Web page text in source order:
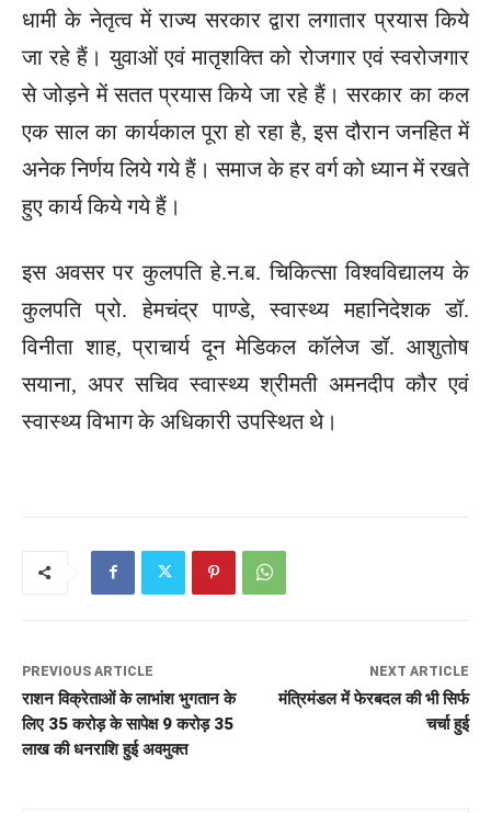
धामी के नेतृत्व में राज्य सरकार द्वारा लगातार प्रयास किये
जा रहे हैं। युवाओं एवं मातृशक्ति को रोजगार एवं स्वरोजगार
से जोड़ने में सतत प्रयास किये जा रहे हैं। सरकार का कल
एक साल का कार्यकाल पूरा हो रहा है, इस दौरान जनहित में
अनेक निर्णय लिये गये हैं। समाज के हर वर्ग को ध्यान में रखते
हुए कार्य किये गये हैं।
इस अवसर पर कुलपति हे.न.ब. चिकित्सा विश्वविद्यालय के
कुलपति प्रो. हेमचंद्र पाण्डे, स्वास्थ्य महानिदेशक डॉ.
विनीता शाह, प्राचार्य दून मेडिकल कॉलेज डॉ. आशुतोष
सयाना, अपर सचिव स्वास्थ्य श्रीमती अमनदीप कौर एवं
स्वास्थ्य विभाग के अधिकारी उपस्थित थे।
PREVIOUS ARTICLE
राशन विक्रेताओं के लाभांश भुगतान के
लिए 35 करोड़ के सापेक्ष 9 करोड़ 35
लाख की धनराशि हुई अवमुक्त
NEXT ARTICLE
मंत्रिमंडल में फेरबदल की भी सिर्फ
चर्चा हुई